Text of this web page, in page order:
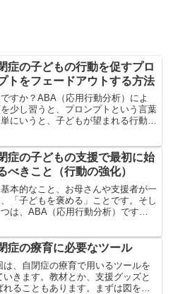
症の子どもの行動を促すプロ
トをフェードアウトする方法
すか？ABA（応用行動分析）によ
少し習うと、プロンプトという言葉
にいうと、子どもが望まれる行動を
症の子どもの支援で最初に始
べきこと（行動の強化）
本的なこと、お母さんや支援者が一
「子どもを褒める」ことです。そし
は、ABA（応用行動分析）です。
症の療育に必要なツール
は、自閉症の療育で用いるツールを
いきます。教材とか、支援グッズと
れることもあります。まずは図を見